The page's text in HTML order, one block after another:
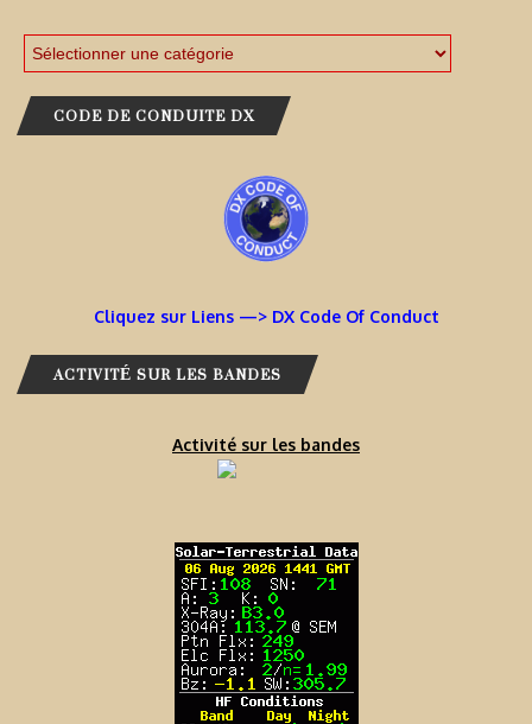
CODE DE CONDUITE DX
Cliquez sur Liens —> DX Code Of Conduct
ACTIVITÉ SUR LES BANDES
Activité sur les bandes